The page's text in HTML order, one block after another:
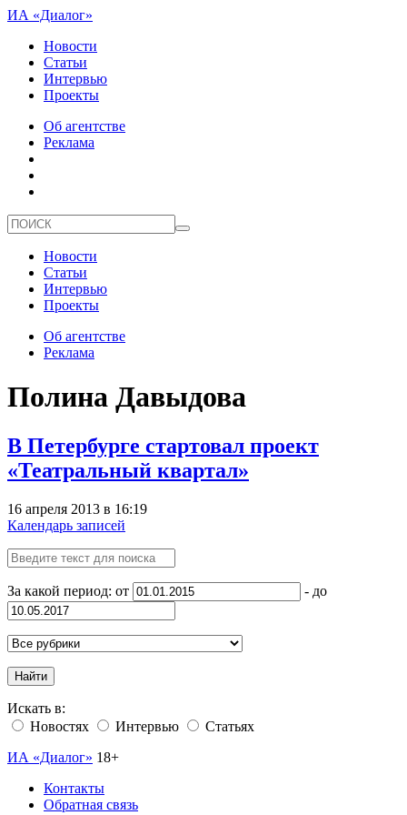
ИА «Диалог»
Новости
Статьи
Интервью
Проекты
Об агентстве
Реклама
Новости
Статьи
Интервью
Проекты
Об агентстве
Реклама
Полина Давыдова
В Петербурге стартовал проект
«Театральный квартал»
16 апреля 2013 в 16:19
Календарь записей
За какой период: от - до
Найти
Искать в:
Новостях
Интервью
Статьях
ИА «Диалог» 18+
Контакты
Обратная связь